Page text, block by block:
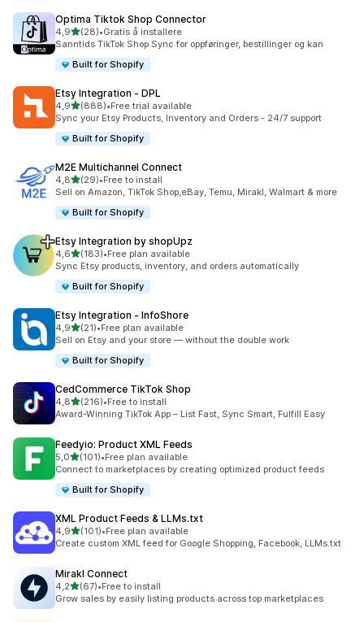
Optima Tiktok Shop Connector
4,9av 5 stjerner
(28)
Totalt 28 omtaler
•Gratis å installere
Sanntids TikTok Shop Sync for oppføringer, bestillinger og kan
Built for Shopify
Etsy Integration ‑ DPL
4,9av 5 stjerner
(888)
Totalt 888 omtaler
•Free trial available
Sync your Etsy Products, Inventory and Orders - 24/7 support
Built for Shopify
M2E Multichannel Connect
4,8av 5 stjerner
(29)
Totalt 29 omtaler
•Free to install
Sell on Amazon, TikTok Shop,eBay, Temu, Mirakl, Walmart & more
Built for Shopify
Etsy Integration by shopUpz
4,6av 5 stjerner
(183)
Totalt 183 omtaler
•Free plan available
Sync Etsy products, inventory, and orders automatically
Built for Shopify
Etsy Integration ‑ InfoShore
4,9av 5 stjerner
(21)
Totalt 21 omtaler
•Free plan available
Sell on Etsy and your store — without the double work
Built for Shopify
CedCommerce TikTok Shop
4,8av 5 stjerner
(216)
Totalt 216 omtaler
•Free to install
Award-Winning TikTok App – List Fast, Sync Smart, Fulfill Easy
Feedyio: Product XML Feeds
5,0av 5 stjerner
(101)
Totalt 101 omtaler
•Free plan available
Connect to marketplaces by creating optimized product feeds
Built for Shopify
XML Product Feeds & LLMs.txt
4,9av 5 stjerner
(101)
Totalt 101 omtaler
•Free plan available
Create custom XML feed for Google Shopping, Facebook, LLMs.txt
Mirakl Connect
4,2av 5 stjerner
(67)
Totalt 67 omtaler
•Free to install
Grow sales by easily listing products across top marketplaces